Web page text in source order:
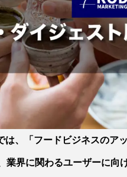
、「フードビジネスのア
業界に関わるユーザーに向